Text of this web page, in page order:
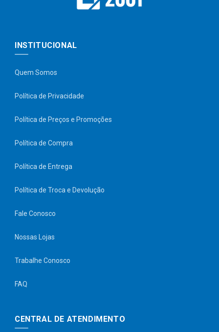
INSTITUCIONAL
Quem Somos
Política de Privacidade
Política de Preços e Promoções
Política de Compra
Política de Entrega
Política de Troca e Devolução
Fale Conosco
Nossas Lojas
Trabalhe Conosco
FAQ
CENTRAL DE ATENDIMENTO